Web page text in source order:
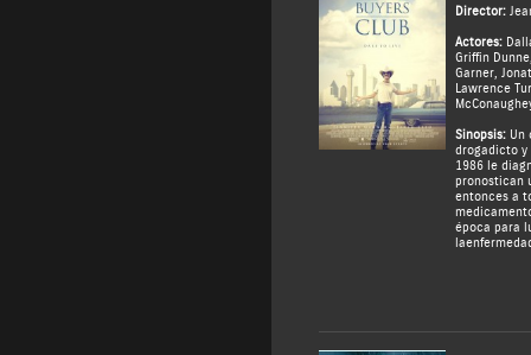
Director:
Actores:
Griffin Dunne
Garner,
Lawrence
Sinopsis:Un
drogadicto y
1986 le
pronostican
entonces a
época para
la